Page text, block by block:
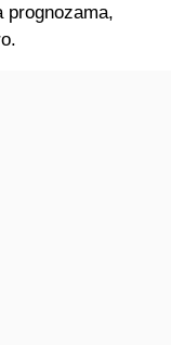
prognozama,